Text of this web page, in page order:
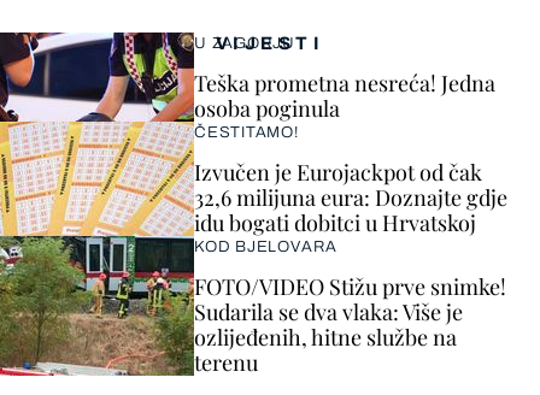
VIJESTI
U ZAGORJU
Teška prometna nesreća! Jedna
osoba poginula
ČESTITAMO!
Izvučen je Eurojackpot od čak
32,6 milijuna eura: Doznajte gdje
idu bogati dobitci u Hrvatskoj
KOD BJELOVARA
FOTO/VIDEO Stižu prve snimke!
Sudarila se dva vlaka: Više je
ozlijeđenih, hitne službe na
terenu